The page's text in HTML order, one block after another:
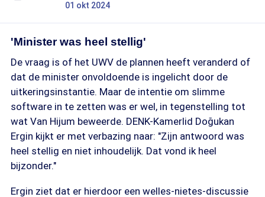
01 okt 2024
'Minister was heel stellig'
De vraag is of het UWV de plannen heeft veranderd of
dat de minister onvoldoende is ingelicht door de
uitkeringsinstantie. Maar de intentie om slimme
software in te zetten was er wel, in tegenstelling tot
wat Van Hijum beweerde. DENK-Kamerlid Doğukan
Ergin kijkt er met verbazing naar: "Zijn antwoord was
heel stellig en niet inhoudelijk. Dat vond ik heel
bijzonder."
Ergin ziet dat er hierdoor een welles-nietes-discussie